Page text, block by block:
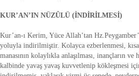
KUR’AN’IN NÜZÛLÜ (İNDİRİLMESİ)
Kur’an-ı Kerim, Yüce Allah’tan
yoluyla indirilmiştir. Kolayca ezberlenmesi, kısa
manasının kolaylıkla anlaşılması, inançların
kalbinde yavaş yavaş kuvvetlenip kökleşmesi